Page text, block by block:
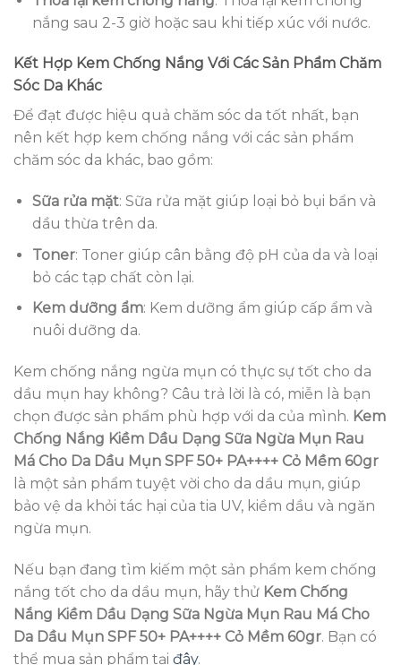
nắng sau 2-3 giờ hoặc sau khi tiếp xúc với nước.
Kết Hợp Kem Chống Nắng Với Các Sản Phẩm Chăm
Sóc Da Khác
Để đạt được hiệu quả chăm sóc da tốt nhất, bạn
nên kết hợp kem chống nắng với các sản phẩm
chăm sóc da khác, bao gồm:
Sữa rửa mặt: Sữa rửa mặt giúp loại bỏ bụi bẩn và
dầu thừa trên da.
Toner: Toner giúp cân bằng độ pH của da và loại
bỏ các tạp chất còn lại.
Kem dưỡng ẩm: Kem dưỡng ẩm giúp cấp ẩm và
nuôi dưỡng da.
Kem chống nắng ngừa mụn có thực sự tốt cho da
dầu mụn hay không? Câu trả lời là có, miễn là bạn
chọn được sản phẩm phù hợp với da của mình. Kem
Chống Nắng Kiềm Dầu Dạng Sữa Ngừa Mụn Rau
Má Cho Da Dầu Mụn SPF 50+ PA++++ Cỏ Mềm 60gr
là một sản phẩm tuyệt vời cho da dầu mụn, giúp
bảo vệ da khỏi tác hại của tia UV, kiềm dầu và ngăn
ngừa mụn.
Nếu bạn đang tìm kiếm một sản phẩm kem chống
nắng tốt cho da dầu mụn, hãy thử Kem Chống
Nắng Kiềm Dầu Dạng Sữa Ngừa Mụn Rau Má Cho
Da Dầu Mụn SPF 50+ PA++++ Cỏ Mềm 60gr. Bạn có
thể mua sản phẩm tại đây.